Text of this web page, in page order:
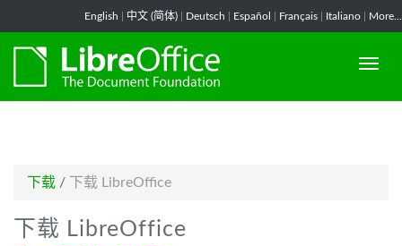
English 中文 (简体) Deutsch Español Français Italiano More...
下载 / 下载 LibreOffice
下载 LibreOffice